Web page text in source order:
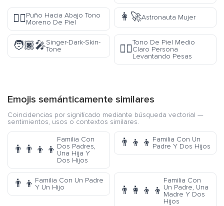
👎🏿Puño Hacia Abajo Tono
Moreno De Piel
👩‍🚀Astronauta Mujer
🧑🏿‍🎤Singer-Dark-Skin-
Tone
🏋🏼
Tono De Piel Medio
Claro Persona
Levantando Pesas
Emojis semánticamente similares
Coincidencias por significado mediante búsqueda vectorial —
sentimientos, usos o contextos similares.
👨‍👨‍👦‍👦
Familia Con
Dos Padres,
Una Hija Y
Dos Hijos
👨‍👦‍👦 Familia Con Un
Padre Y Dos Hijos
👨‍👦 Familia Con Un Padre
Y Un Hijo
👨‍👩‍👦‍👦
Familia Con
Un Padre, Una
Madre Y Dos
Hijos